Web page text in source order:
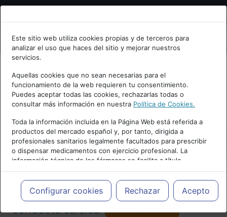
Bienvenid@ a psiquiatria.com
Escribe tu Email
Accede o regístrate con tu email.
Cancelar
Este sitio web utiliza cookies propias y de terceros para
analizar el uso que haces del sitio y mejorar nuestros
servicios.
Aquellas cookies que no sean necesarias para el
funcionamiento de la web requieren tu consentimiento.
Puedes aceptar todas las cookies, rechazarlas todas o
consultar más información en nuestra Política de Cookies.
Toda la información incluida en la Página Web está referida a
productos del mercado español y, por tanto, dirigida a
profesionales sanitarios legalmente facultados para prescribir
o dispensar medicamentos con ejercicio profesional. La
información técnica de los fármacos se facilita a título
meramente informativo, siendo responsabilidad de los
profesionales facultados prescribir medicamentos y decidir, en
cada caso concreto, el tratamiento más adecuado a las
necesidades del paciente.
Configurar cookies Rechazar Acepto
Actualidad y Artículos|Suicidio y
conducta suicida